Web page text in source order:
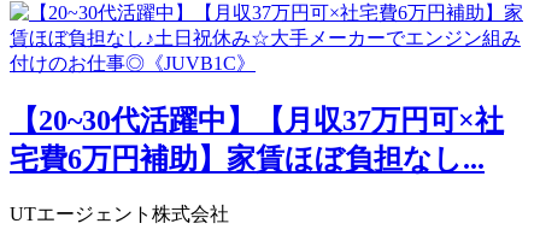
【20~30代活躍中】【月収37万円可×社
宅費6万円補助】家賃ほぼ負担なし...
UTエージェント株式会社